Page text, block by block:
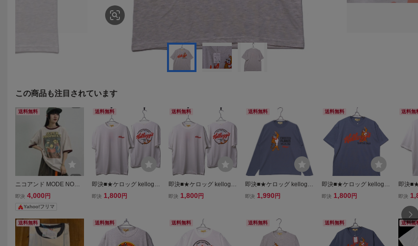
この商品も注目されています
送料無料
ニコアンド MODE NORM
COREメランジリンガー
ャツ Tシャツ 半袖 リンガ
ーTシャツ
即決 4,000 円
Yahoo!フリマ
送料無料
送料無料
即決■★ケロッグ kelloggs
★■Tシャツ : SIZE=LL
即決 1,800 円
送料無料
送料無料
即決■★ケロッグ kelloggs
★■Tシャツ : SIZE=L
即決 1,800 円
送料無料
送料無料
即決■★ケロッグ kelloggs
★■ロンTシャツ：SIZE=L
即決 1,990 円
送料無料
送料無料
即決■★ケロッグ kelloggs
★■Tシャツ:SIZE=L
即決 1,800 円
送料無料
送料無
即決
★■Tシ
即決
送料無